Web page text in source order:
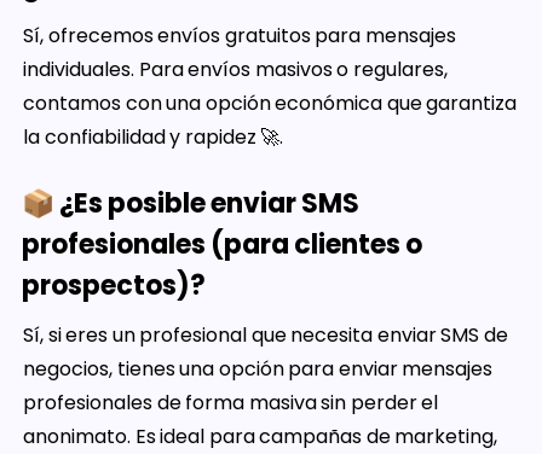
Sí, ofrecemos envíos gratuitos para mensajes
individuales. Para envíos masivos o regulares,
contamos con una opción económica que garantiza
la confiabilidad y rapidez 🚀.
📦 ¿Es posible enviar SMS
profesionales (para clientes o
prospectos)?
Sí, si eres un profesional que necesita enviar SMS de
negocios, tienes una opción para enviar mensajes
profesionales de forma masiva sin perder el
anonimato. Es ideal para campañas de marketing,